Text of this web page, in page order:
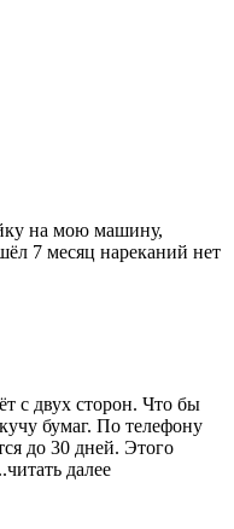
на мою машину,
7 месяц нареканий нет
с двух сторон. Что бы
бумаг. По телефону
до 30 дней. Этого
далее